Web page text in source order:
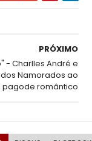
PRÓXIMO
- Charlles André e
Namorados ao
pagode romântico